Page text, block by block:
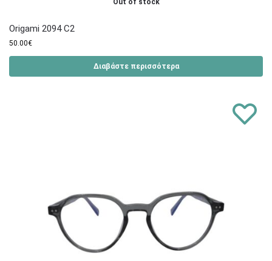
Out of stock
Origami 2094 C2
50.00€
Διαβάστε περισσότερα